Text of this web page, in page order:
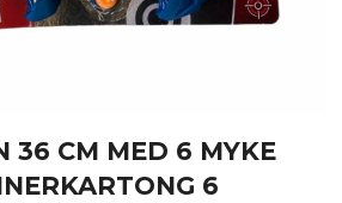
36 CM MED 6 MYKE
6